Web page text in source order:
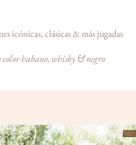
icónicas, clásicas & más jugadas
color habano, whisky & negro